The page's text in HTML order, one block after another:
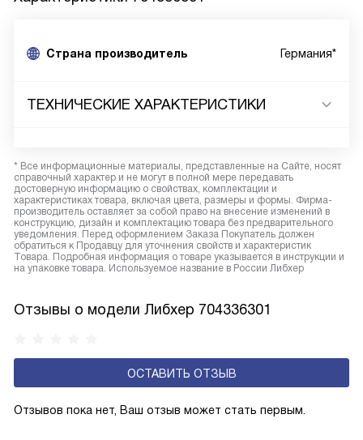
Страна производитель Германия*
ТЕХНИЧЕСКИЕ ХАРАКТЕРИСТИКИ
* Все информационные материалы, представленные на Сайте, носят
справочный характер и не могут в полной мере передавать
достоверную информацию о свойствах, комплектации и
характеристиках товара, включая цвета, размеры и формы. Фирма-
производитель оставляет за собой право на внесение изменений в
конструкцию, дизайн и комплектацию товара без предварительного
уведомления. Перед оформлением Заказа Покупатель должен
обратиться к Продавцу для уточнения свойств и характеристик
Товара. Подробная информация о товаре указывается в инструкции и
на упаковке товара. Используемое название в России Либхер
Отзывы о модели Либхер 704336301
ОСТАВИТЬ ОТЗЫВ
Отзывов пока нет, Ваш отзыв может стать первым.